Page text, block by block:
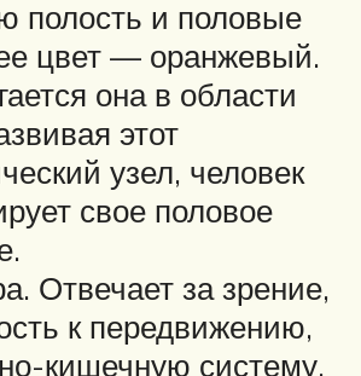
полость и половые
цвет — оранжевый.
она в области
этот
узел, человек
свое половое
Отвечает за зрение,
к передвижению,
кишечную систему,